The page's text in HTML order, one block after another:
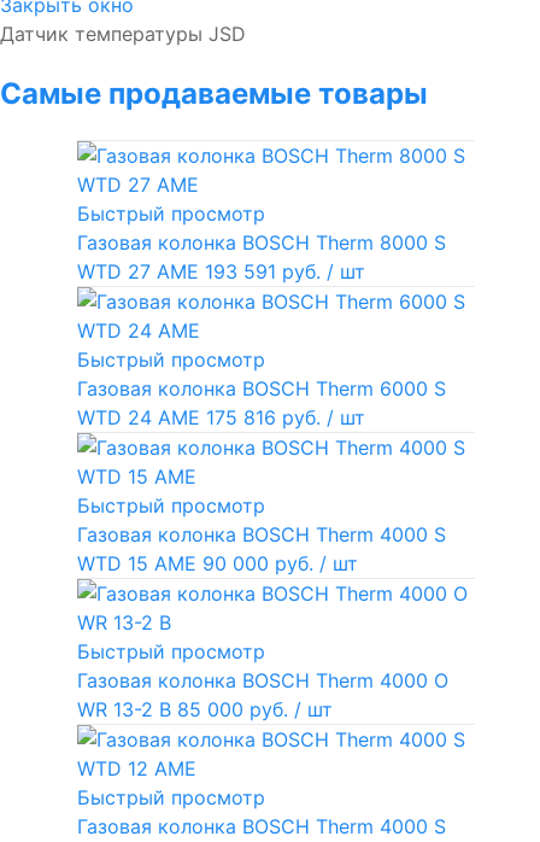
Закрыть окно
Датчик температуры JSD
Самые продаваемые товары
Быстрый просмотр
Газовая колонка BOSCH Therm 8000 S
WTD 27 AME 193 591 руб. / шт
Быстрый просмотр
Газовая колонка BOSCH Therm 6000 S
WTD 24 AME 175 816 руб. / шт
Быстрый просмотр
Газовая колонка BOSCH Therm 4000 S
WTD 15 AME 90 000 руб. / шт
Быстрый просмотр
Газовая колонка BOSCH Therm 4000 O
WR 13-2 В 85 000 руб. / шт
Быстрый просмотр
Газовая колонка BOSCH Therm 4000 S